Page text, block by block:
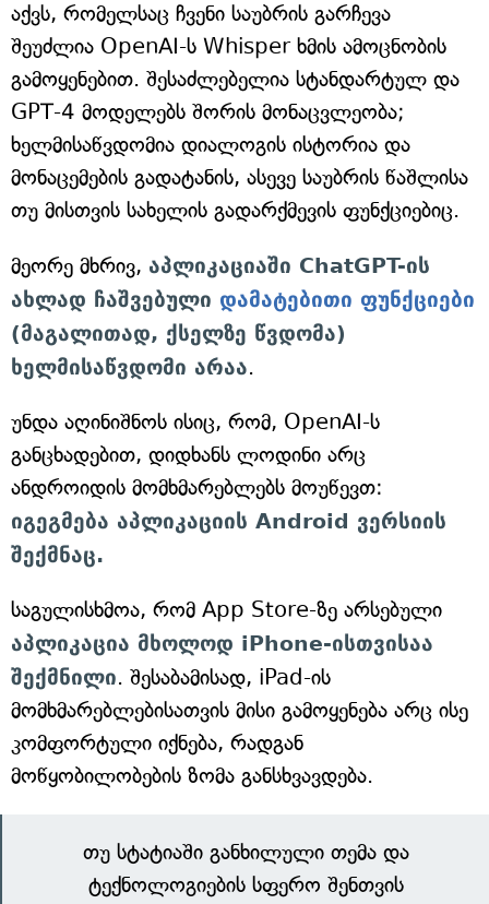
აქვს, რომელსაც ჩვენი საუბრის გარჩევა
შეუძლია OpenAI-ს Whisper ხმის ამოცნობის
გამოყენებით. შესაძლებელია სტანდარტულ და
GPT-4 მოდელებს შორის მონაცვლეობა;
ხელმისაწვდომია დიალოგის ისტორია და
მონაცემების გადატანის, ასევე საუბრის წაშლისა
თუ მისთვის სახელის გადარქმევის ფუნქციებიც.
მეორე მხრივ, აპლიკაციაში ChatGPT-ის
ახლად ჩაშვებული დამატებითი ფუნქციები
(მაგალითად, ქსელზე წვდომა)
ხელმისაწვდომი არაა.
უნდა აღინიშნოს ისიც, რომ, OpenAI-ს
განცხადებით, დიდხანს ლოდინი არც
ანდროიდის მომხმარებლებს მოუწევთ:
იგეგმება აპლიკაციის Android ვერსიის
შექმნაც.
საგულისხმოა, რომ App Store-ზე არსებული
აპლიკაცია მხოლოდ iPhone-ისთვისაა
შექმნილი. შესაბამისად, iPad-ის
მომხმარებლებისათვის მისი გამოყენება არც ისე
კომფორტული იქნება, რადგან
მოწყობილობების ზომა განსხვავდება.
თუ სტატიაში განხილული თემა და
ტექნოლოგიების სფერო შენთვის